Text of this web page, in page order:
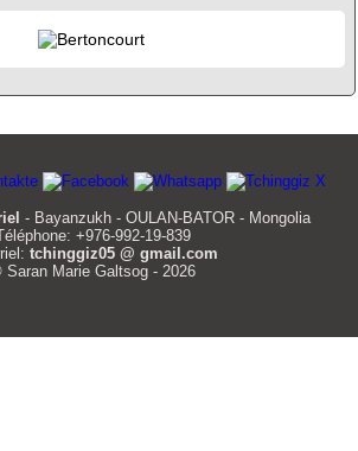
- Bayanzukh - OULAN-BATOR - Mongolia
+976-992-19-839
tchinggiz05 @ gmail.com
Saran Marie Galtsog - 2026